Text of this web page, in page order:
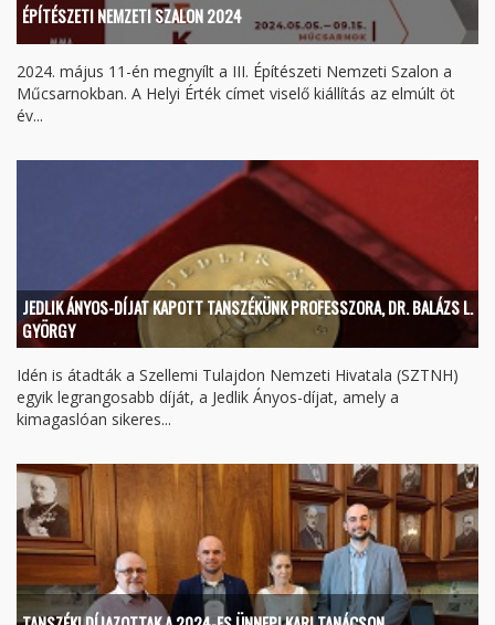
ÉPÍTÉSZETI NEMZETI SZALON 2024
2024. május 11-én megnyílt a III. Építészeti Nemzeti Szalon a
Műcsarnokban. A Helyi Érték címet viselő kiállítás az elmúlt öt
év...
JEDLIK ÁNYOS-DÍJAT KAPOTT TANSZÉKÜNK PROFESSZORA, DR. BALÁZS L.
GYÖRGY
Idén is átadták a Szellemi Tulajdon Nemzeti Hivatala (SZTNH)
egyik legrangosabb díját, a Jedlik Ányos-díjat, amely a
kimagaslóan sikeres...